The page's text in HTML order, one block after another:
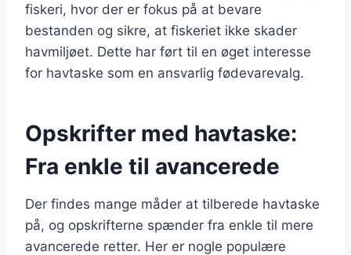
fiskeri, hvor der er fokus på at bevare
bestanden og sikre, at fiskeriet ikke skader
havmiljøet. Dette har ført til en øget interesse
for havtaske som en ansvarlig fødevarevalg.
Opskrifter med havtaske:
Fra enkle til avancerede
Der findes mange måder at tilberede havtaske
på, og opskrifterne spænder fra enkle til mere
avancerede retter. Her er nogle populære